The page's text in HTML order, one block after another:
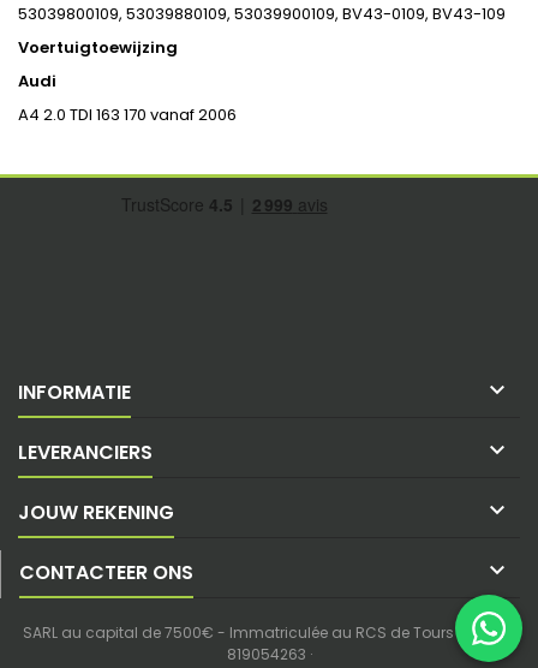
53039800109, 53039880109, 53039900109, BV43-0109, BV43-109
Voertuigtoewijzing
Audi
A4 2.0 TDI 163 170 vanaf 2006
INFORMATIE 
LEVERANCIERS 
JOUW REKENING 
CONTACTEER ONS 
SARL au capital de 7500€ - Immatriculée au RCS de Tours - SIREN :
819054263 ·